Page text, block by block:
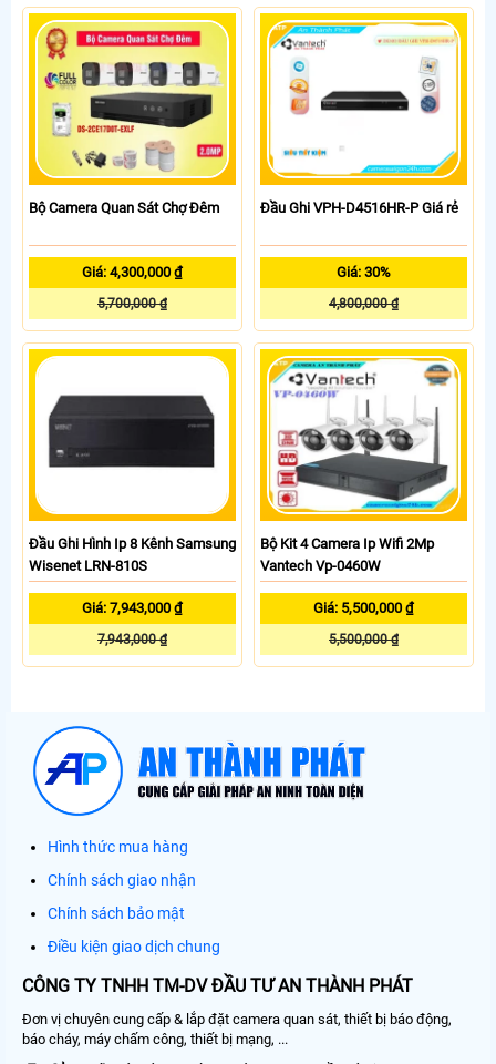
Bộ Camera Quan Sát Chợ Đêm
Giá: 4,300,000 ₫
5,700,000 ₫
Đầu Ghi VPH-D4516HR-P Giá rẻ
Giá: 30%
4,800,000 ₫
Đầu Ghi Hình Ip 8 Kênh Samsung
Wisenet LRN-810S
Giá: 7,943,000 ₫
7,943,000 ₫
Bộ Kit 4 Camera Ip Wifi 2Mp
Vantech Vp-0460W
Giá: 5,500,000 ₫
5,500,000 ₫
Hình thức mua hàng
Chính sách giao nhận
Chính sách bảo mật
Điều kiện giao dịch chung
CÔNG TY TNHH TM-DV ĐẦU TƯ AN THÀNH PHÁT
Đơn vị chuyên cung cấp & lắp đặt camera quan sát, thiết bị báo động,
báo cháy, máy chấm công, thiết bị mạng, ...